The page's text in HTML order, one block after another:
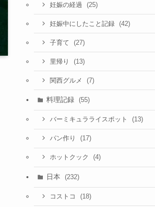
妊娠の経過 (25)
妊娠中にしたこと記録 (42)
子育て (27)
里帰り (13)
関西グルメ (7)
料理記録 (55)
バーミキュラライスポット (13)
パン作り (17)
ホットクック (4)
日本 (232)
コストコ (18)